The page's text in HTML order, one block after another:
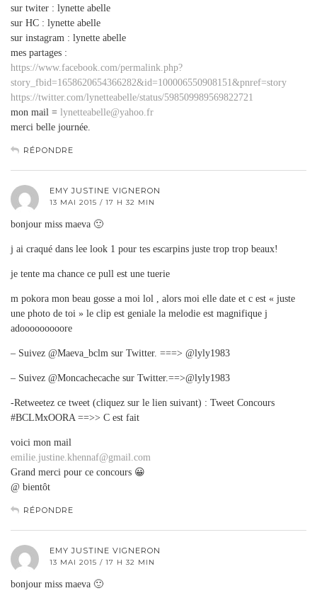
sur twiter : lynette abelle
sur HC : lynette abelle
sur instagram : lynette abelle
mes partages :
https://www.facebook.com/permalink.php?
story_fbid=1658620654366282&id=100006550908151&pnref=story
https://twitter.com/lynetteabelle/status/598509989569822721
mon mail = lynetteabelle@yahoo.fr
merci belle journée.
RÉPONDRE
EMY JUSTINE VIGNERON
13 MAI 2015 / 17 H 32 MIN
bonjour miss maeva 🙂
j ai craqué dans lee look 1 pour tes escarpins juste trop trop beaux!
je tente ma chance ce pull est une tuerie
m pokora mon beau gosse a moi lol , alors moi elle date et c est « juste
une photo de toi » le clip est geniale la melodie est magnifique j
adooooooooore
– Suivez @Maeva_bclm sur Twitter. ===> @lyly1983
– Suivez @Moncachecache sur Twitter.==>@lyly1983
-Retweetez ce tweet (cliquez sur le lien suivant) : Tweet Concours
#BCLMxOORA ==>> C est fait
voici mon mail
emilie.justine.khennaf@gmail.com
Grand merci pour ce concours 😀
@ bientôt
RÉPONDRE
EMY JUSTINE VIGNERON
13 MAI 2015 / 17 H 32 MIN
bonjour miss maeva 🙂